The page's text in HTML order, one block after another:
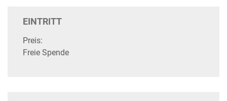
EINTRITT
Preis:
Freie Spende